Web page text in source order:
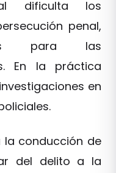
dificulta los
penal,
para las
En la práctica
en
la conducción de
del delito a la